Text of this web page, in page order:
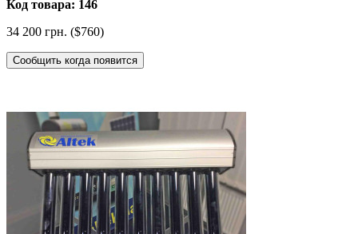
Код товара: 146
34 200 грн. ($760)
Сообщить когда появится